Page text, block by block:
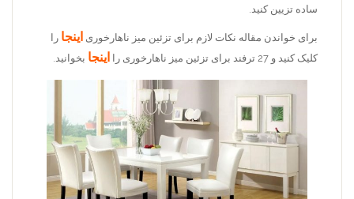
ساده تزيين كنيد.
برای خواندن مقاله نکات لازم برای تزئین میز ناهارخوری اینجا را
کلیک کنید و 27 ترفند برای تزئین میز ناهارخوری را
اینجا بخوانید.